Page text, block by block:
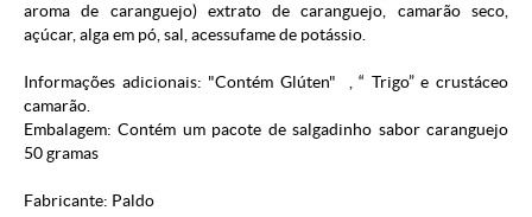
aroma de caranguejo) extrato de caranguejo, camarão seco,
açúcar, alga em pó, sal, acessufame de potássio.
Informações adicionais: "Contém Glúten" , “ Trigo” e crustáceo
camarão.
Embalagem: Contém um pacote de salgadinho sabor caranguejo
50 gramas
Fabricante: Paldo